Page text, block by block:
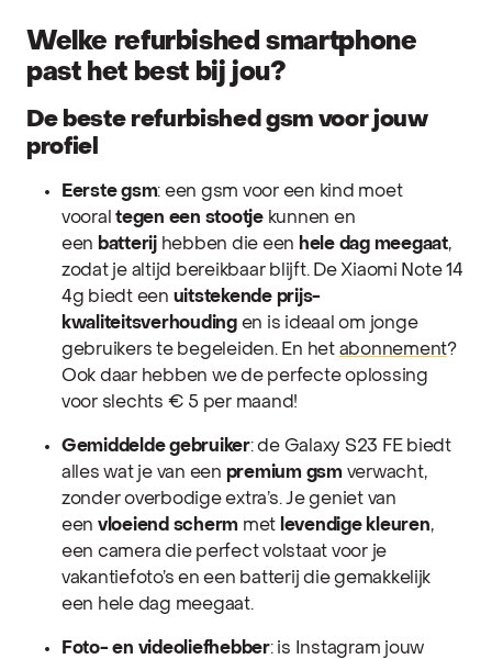
Welke refurbished smartphone
past het best bij jou?
De beste refurbished gsm voor jouw
profiel
Eerste gsm: een gsm voor een kind moet
vooraltegen een stootjekunnen en
een batterij hebben die een hele dag meegaat,
zodat je altijd bereikbaar blijft. De Xiaomi Note 14
4g biedt een uitstekende prijs-
kwaliteitsverhouding en is ideaal om jonge
gebruikers te begeleiden. En het abonnement?
Ook daar hebben we de perfecte oplossing
voor slechts € 5 per maand!
Gemiddelde gebruiker: de Galaxy S23 FE biedt
alles wat je van een premium gsmverwacht,
zonder overbodige extra’s. Je geniet van
een vloeiend scherm met levendige kleuren,
een camera die perfect volstaat voor je
vakantiefoto’s en een batterij die gemakkelijk
een hele dag meegaat.
Foto- en videoliefhebber: is Instagram jouw